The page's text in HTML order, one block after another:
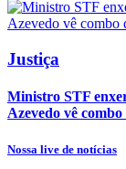
Justiça
Ministro STF
Azevedo vê
Nossa live de notícias